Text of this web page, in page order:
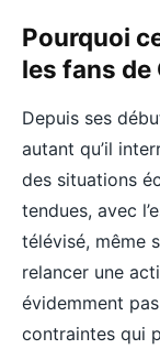
Pourquoi
les fans de
Depuis ses
autant qu’il
des situations
tendues, avec
télévisé, même
relancer une
évidemment
contraintes qui